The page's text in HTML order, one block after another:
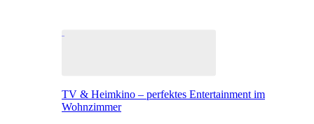
TV & Heimkino – perfektes Entertainment im
Wohnzimmer